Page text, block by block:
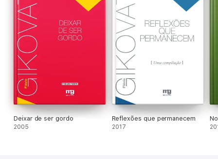
Deixar de ser gordo
2005
Reflexões que permanecem
2017